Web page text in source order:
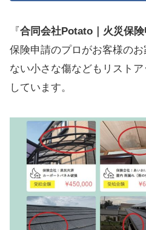
『合同会社Potato｜火災保険
保険申請のプロがお客様の
ない小さな傷などもリスト
しています。